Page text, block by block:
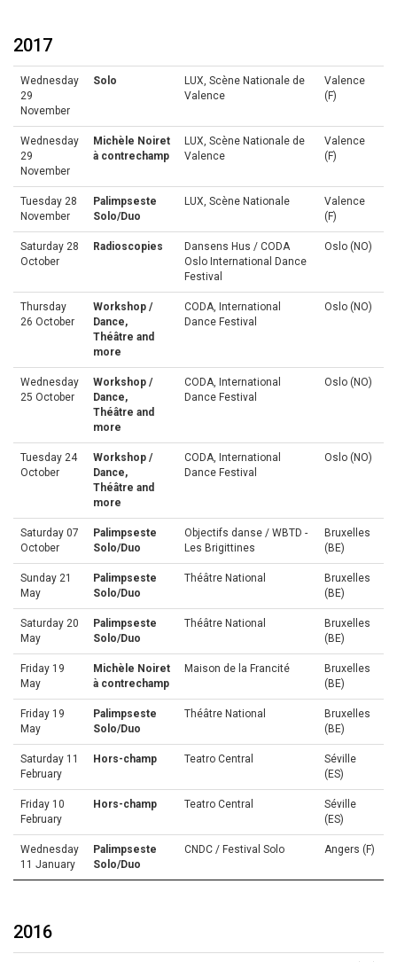
2017
Wednesday
29
November
Solo
LUX, Scène Nationale de
Valence
Valence
(F)
Wednesday
29
November
Michèle Noiret
à contrechamp
LUX, Scène Nationale de
Valence
Valence
(F)
Tuesday 28
November
Palimpseste
Solo/Duo
LUX, Scène Nationale
Valence
(F)
Saturday 28
October
Radioscopies
Dansens Hus / CODA
Oslo International Dance
Festival
Oslo (NO)
Thursday
26 October
Workshop /
Dance,
Théâtre and
more
CODA, International
Dance Festival
Oslo (NO)
Wednesday
25 October
Workshop /
Dance,
Théâtre and
more
CODA, International
Dance Festival
Oslo (NO)
Tuesday 24
October
Workshop /
Dance,
Théâtre and
more
CODA, International
Dance Festival
Oslo (NO)
Saturday 07
October
Palimpseste
Solo/Duo
Objectifs danse / WBTD -
Les Brigittines
Bruxelles
(BE)
Sunday 21
May
Palimpseste
Solo/Duo
Théâtre National
Bruxelles
(BE)
Saturday 20
May
Palimpseste
Solo/Duo
Théâtre National
Bruxelles
(BE)
Friday 19
May
Michèle Noiret
à contrechamp
Maison de la Francité
Bruxelles
(BE)
Friday 19
May
Palimpseste
Solo/Duo
Théâtre National
Bruxelles
(BE)
Saturday 11
February
Hors-champ Teatro Central
Séville
(ES)
Friday 10
February
Hors-champ Teatro Central
Séville
(ES)
Wednesday
11 January
Palimpseste
Solo/Duo
CNDC / Festival Solo Angers (F)
2016